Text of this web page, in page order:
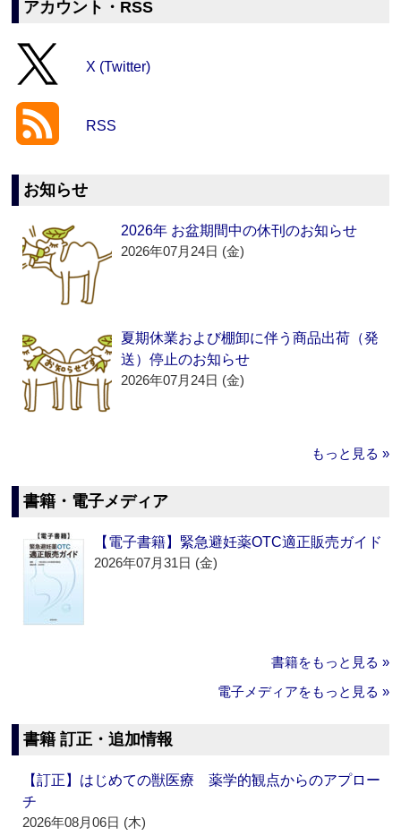
アカウント・RSS
X (Twitter)
RSS
お知らせ
2026年 お盆期間中の休刊のお知らせ
2026年07月24日 (金)
夏期休業および棚卸に伴う商品出荷（発
送）停止のお知らせ
2026年07月24日 (金)
もっと見る »
書籍・電子メディア
【電子書籍】緊急避妊薬OTC適正販売ガイド
2026年07月31日 (金)
書籍をもっと見る »
電子メディアをもっと見る »
書籍 訂正・追加情報
【訂正】はじめての獣医療 薬学的観点からのアプロー
チ
2026年08月06日 (木)